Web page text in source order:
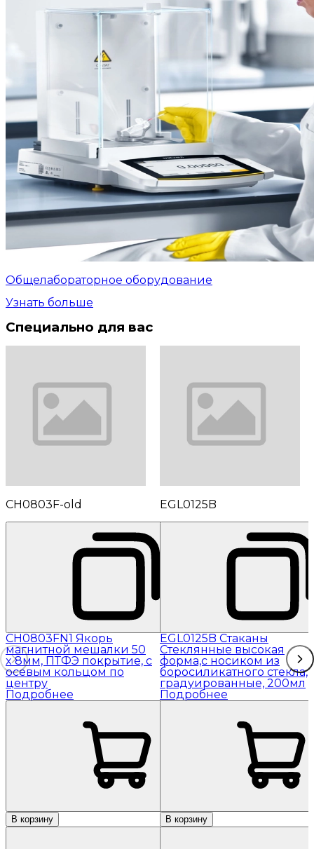
Общелабораторное оборудование
Узнать больше
Специально для вас
CH0803F-old
CH0803FN1 Якорь
магнитной мешалки 50
x 8мм, ПТФЭ покрытие, с
осевым кольцом по
центру
Подробнее
В корзину
EGL0125B
EGL0125B Стаканы
Стеклянные высокая
форма,с носиком из
боросиликатного стекла,
градуированные, 200мл
Подробнее
В корзину